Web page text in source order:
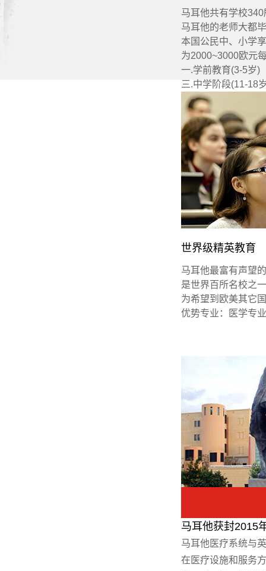
马耳他共有学校
马耳他的老师大都
本国公民中、小学
为2000~3000欧元
一.学前教育(3-5岁)
三.中学阶段(11-18
世界级精英教育
马耳他最富有声望
是世界百所名校之
为希望到欧美其它
优势专业：医学专
马耳他获封2015
马耳他医疗系统与
在医疗设施和服务